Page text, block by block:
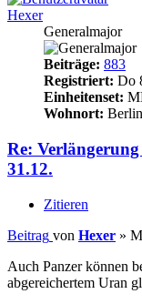
Hexer
Generalmajor
Beiträge: 883
Registriert: Do
Einheitenset:
Wohnort: Berlin
Re:
31.12.
Zitieren
Beitrag von Hexer »
Auch Panzer können
abgereichertem Uran